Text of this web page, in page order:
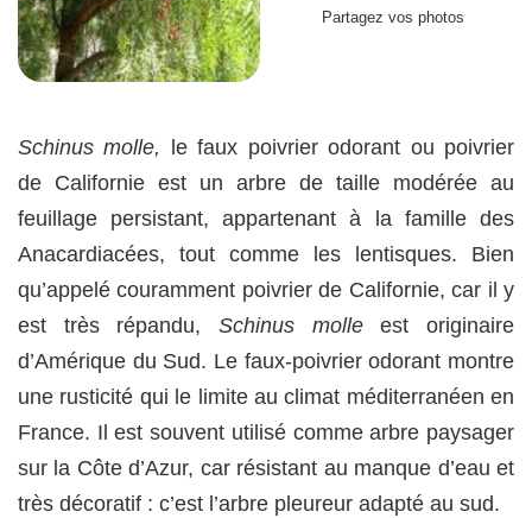
Partagez vos photos
Schinus molle,
le faux poivrier odorant ou poivrier
de Californie est un arbre de taille modérée au
feuillage persistant, appartenant à la famille des
Anacardiacées, tout comme les lentisques. Bien
qu’appelé couramment poivrier de Californie, car il y
est très répandu, Schinus molleest originaire
d’Amérique du Sud. Le faux-poivrier odorant montre
une rusticité qui le limite au climat méditerranéen en
France. Il est souvent utilisé comme arbre paysager
sur la Côte d’Azur, car résistant au manque d’eau et
très décoratif : c’est l’arbre pleureur adapté au sud.